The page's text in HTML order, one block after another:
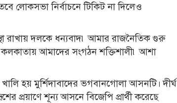
লোকসভা নির্বাচনে টিকিট না দিলেও
রাখায় দলকে ধন্যবাদ৷ আমার রাজনৈতিক গুরু
আমাদের সংগঠন শক্তিশালী৷ আশা
হয় মুর্শিদাবাদের ভগবানগোলা আসনটি। দীর্ঘ
প্রয়াণে শূন্য আসনে বিজেপি প্রার্থী করেছে